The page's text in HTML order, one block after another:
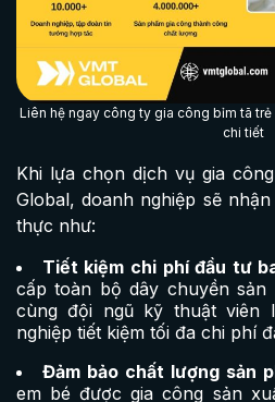
Liên hệ ngay công ty gia công bỉm tã
chi tiết
Khi lựa chọn dịch vụ gia
Global, doanh nghiệp sẽ
thực như:
Tiết kiệm chi phí đầu tư
cấp toàn bộ dây chuyền
cùng đội ngũ kỹ thuật viên
nghiệp tiết kiệm tối đa chi phí
Đảm bảo chất lượng sản
em bé được gia công sản